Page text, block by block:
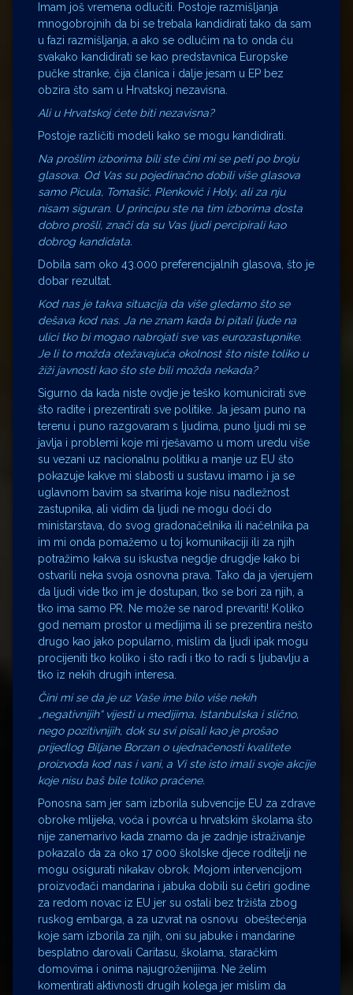
Imam još vremena odlučiti. Postoje razmišljanja
mnogobrojnih da bi se trebala kandidirati tako da sam
u fazi razmišljanja, a ako se odlučim na to onda ću
svakako kandidirati se kao predstavnica Europske
pučke stranke, čija članica i dalje jesam u EP bez
obzira što sam u Hrvatskoj nezavisna.
Ali u Hrvatskoj ćete biti nezavisna?
Postoje različiti modeli kako se mogu kandidirati.
Na prošlim izborima bili ste čini mi se peti po broju
glasova. Od Vas su pojedinačno dobili više glasova
samo Picula, Tomašić, Plenković i Holy, ali za nju
nisam siguran. U principu ste na tim izborima dosta
dobro prošli, znači da su Vas ljudi percipirali kao
dobrog kandidata.
Dobila sam oko 43.000 preferencijalnih glasova, što je
dobar rezultat.
Kod nas je takva situacija da više gledamo što se
dešava kod nas. Ja ne znam kada bi pitali ljude na
ulici tko bi mogao nabrojati sve vas eurozastupnike.
Je li to možda otežavajuća okolnost što niste toliko u
žiži javnosti kao što ste bili možda nekada?
Sigurno da kada niste ovdje je teško komunicirati sve
što radite i prezentirati sve politike. Ja jesam puno na
terenu i puno razgovaram s ljudima, puno ljudi mi se
javlja i problemi koje mi rješavamo u mom uredu više
su vezani uz nacionalnu politiku a manje uz EU što
pokazuje kakve mi slabosti u sustavu imamo i ja se
uglavnom bavim sa stvarima koje nisu nadležnost
zastupnika, ali vidim da ljudi ne mogu doći do
ministarstava, do svog gradonačelnika ili načelnika pa
im mi onda pomažemo u toj komunikaciji ili za njih
potražimo kakva su iskustva negdje drugdje kako bi
ostvarili neka svoja osnovna prava. Tako da ja vjerujem
da ljudi vide tko im je dostupan, tko se bori za njih, a
tko ima samo PR. Ne može se narod prevariti! Koliko
god nemam prostor u medijima ili se prezentira nešto
drugo kao jako popularno, mislim da ljudi ipak mogu
procijeniti tko koliko i što radi i tko to radi s ljubavlju a
tko iz nekih drugih interesa.
Čini mi se da je uz Vaše ime bilo više nekih
„negativnijih“ vijesti u medijima, Istanbulska i slično,
nego pozitivnijih, dok su svi pisali kao je prošao
prijedlog Biljane Borzan o ujednačenosti kvalitete
proizvoda kod nas i vani, a Vi ste isto imali svoje akcije
koje nisu baš bile toliko praćene.
Ponosna sam jer sam izborila subvencije EU za zdrave
obroke mlijeka, voća i povrća u hrvatskim školama što
nije zanemarivo kada znamo da je zadnje istraživanje
pokazalo da za oko 17 000 školske djece roditelji ne
mogu osigurati nikakav obrok. Mojom intervencijom
proizvođači mandarina i jabuka dobili su četiri godine
za redom novac iz EU jer su ostali bez tržišta zbog
ruskog embarga, a za uzvrat na osnovu obeštećenja
koje sam izborila za njih, oni su jabuke i mandarine
besplatno darovali Caritasu, školama, staračkim
domovima i onima najugroženijima. Ne želim
komentirati aktivnosti drugih kolega jer mislim da